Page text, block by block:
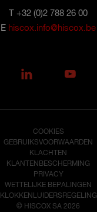
T +32 (0)2 788 26 00
E hiscox.info@hiscox.be
© HISCOX SA 2026
COOKIES
GEBRUIKSVOORWAARDEN
KLACHTEN
KLANTENBESCHERMING
PRIVACY
WETTELIJKE BEPALINGEN
KLOKKENLUIDERSREGELING